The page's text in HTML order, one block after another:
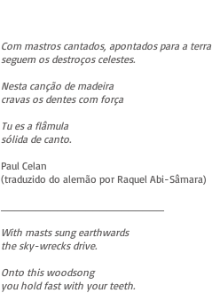
Com mastros cantados, apontados para a terra
seguem os destroços celestes.
Nesta canção de madeira
cravas os dentes com força
Tu es a flâmula
sólida de canto.
Paul Celan
(traduzido do alemão por Raquel Abi-Sâmara)
With masts sung earthwards
the sky-wrecks drive.
Onto this woodsong
you hold fast with your teeth.